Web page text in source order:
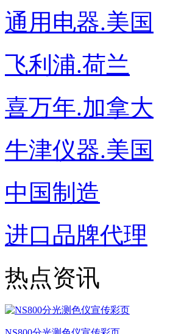
通用电器.美国
飞利浦.荷兰
喜万年.加拿大
牛津仪器.美国
中国制造
进口品牌代理
热点资讯